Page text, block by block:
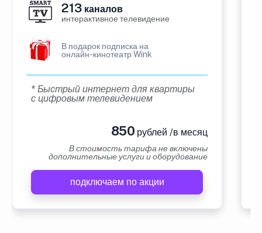
213 каналов
интерактивное телевидение
В подарок подписка на
онлайн-кинотеатр Wink
* Быстрый интернет для квартиры
с цифровым телевидением
850 рублей /в месяц
В стоимость тарифа не включены
дополнительные услуги и оборудование
подключаем по акции